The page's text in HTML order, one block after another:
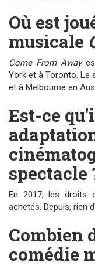
Où est
musicale
Come From Away
York et à Toronto. Le
et à Melbourne en
Est-ce
spectacle
En 2017, les droits
achetés. Depuis, rien
Combien
comédie